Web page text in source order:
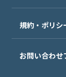
規約・ポリシ
お問い合わせ